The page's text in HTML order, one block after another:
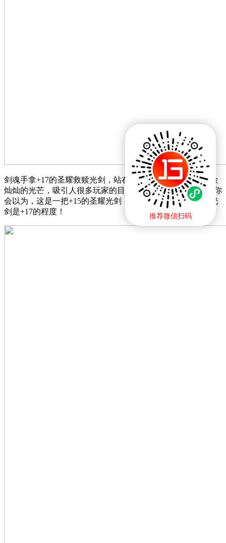
推荐微信扫码
剑魂手拿+17的圣耀救赎光剑，站在大街上的时候，闪耀着金
灿灿的光芒，吸引人很多玩家的目光。可能，第一眼看去，你
会以为，这是一把+15的圣耀光剑，却没有想到，这把圣耀光
剑是+17的程度！